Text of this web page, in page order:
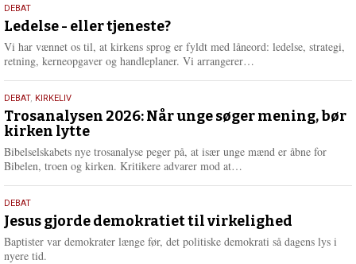
e
r
e
10.
juni
2026
DEBAT
Ledelse - eller tjeneste?
Vi har vænnet os til, at kirkens sprog er fyldt med låneord: ledelse, strategi,
retning, kerneopgaver og handleplaner. Vi arrangerer…
e
2.
juni
2026
DEBAT, KIRKELIV
Trosanalysen 2026: Når unge søger mening, bør
kirken lytte
Bibelselskabets nye trosanalyse peger på, at især unge mænd er åbne for
Bibelen, troen og kirken. Kritikere advarer mod at…
e
r
e
18.
maj
2026
DEBAT
Jesus gjorde demokratiet til virkelighed
Baptister var demokrater længe før, det politiske demokrati så dagens lys i
nyere tid.